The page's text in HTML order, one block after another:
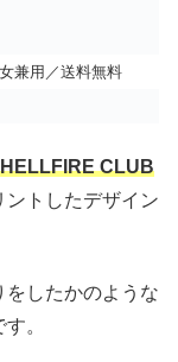
兼用／送料無料
HELLFIRE CLUB
トしたデザイン
をしたかのような
す。